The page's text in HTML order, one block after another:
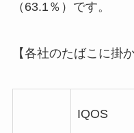
（63.1％）です。
【各社のたばこに掛
IQOS